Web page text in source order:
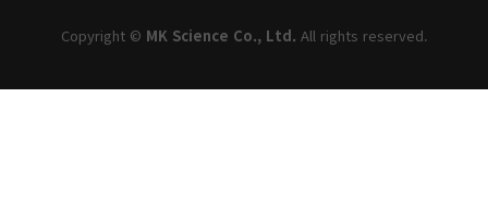
Copyright © MK Science Co., Ltd. All rights reserved.